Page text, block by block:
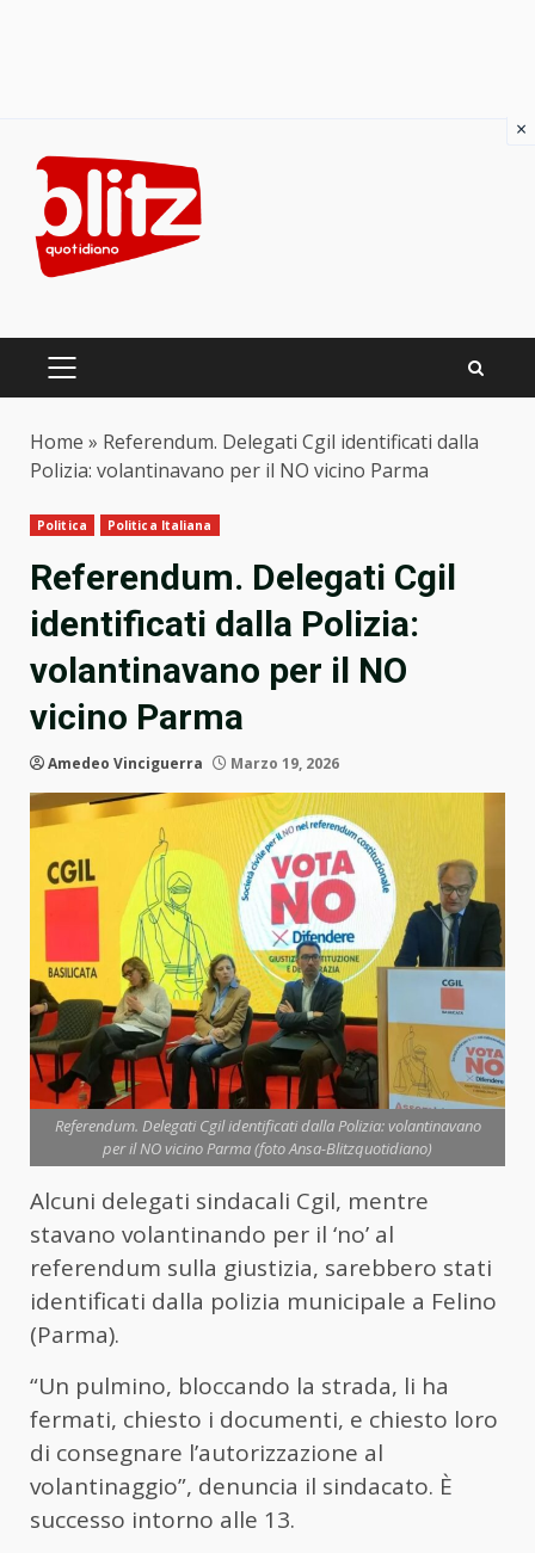
content
PRIMARY
Home » Referendum. Delegati Cgil identificati dalla
Polizia: volantinavano per il NO vicino Parma
Politica Politica Italiana
Referendum. Delegati Cgil
identificati dalla Polizia:
volantinavano per il NO
vicino Parma
Amedeo Vinciguerra Marzo 19, 2026
Referendum. Delegati Cgil identificati dalla Polizia: volantinavano
per il NO vicino Parma (foto Ansa-Blitzquotidiano)
Alcuni delegati sindacali Cgil, mentre
stavano volantinando per il ‘no’ al
referendum sulla giustizia, sarebbero stati
identificati dalla polizia municipale a Felino
(Parma).
“Un pulmino, bloccando la strada, li ha
fermati, chiesto i documenti, e chiesto loro
di consegnare l’autorizzazione al
volantinaggio”, denuncia il sindacato. È
successo intorno alle 13.
×